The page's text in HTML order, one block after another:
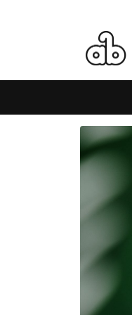
produits